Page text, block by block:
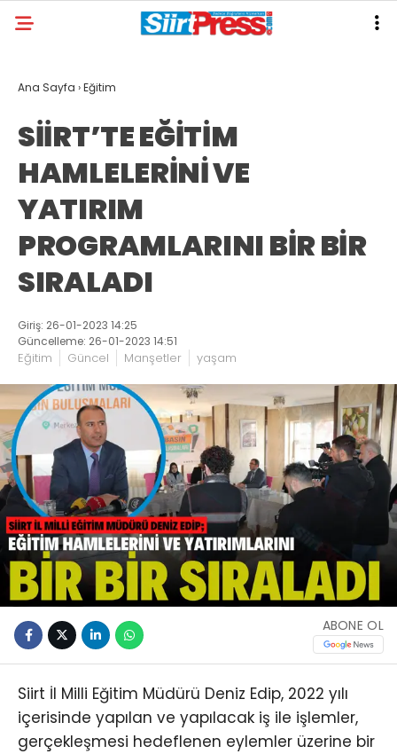
Ana Sayfa ›Eğitim
SİİRT’TE EĞİTİM
HAMLELERİNİ VE
YATIRIM
PROGRAMLARINI BİR BİR
SIRALADI
Giriş: 26-01-2023 14:25
Güncelleme: 26-01-2023 14:51
Eğitim Güncel Manşetler yaşam
ABONE OL
Siirt İl Milli Eğitim Müdürü Deniz Edip, 2022 yılı
içerisinde yapılan ve yapılacak iş ile işlemler,
gerçekleşmesi hedeflenen eylemler üzerine bir